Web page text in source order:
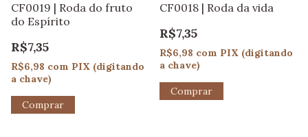
CF0019 | Roda do fruto
do Espírito
R$7,35
R$6,98 com PIX (digitando
a chave)
CF0018 | Roda da vida
R$7,35
R$6,98 com PIX (digitando
a chave)